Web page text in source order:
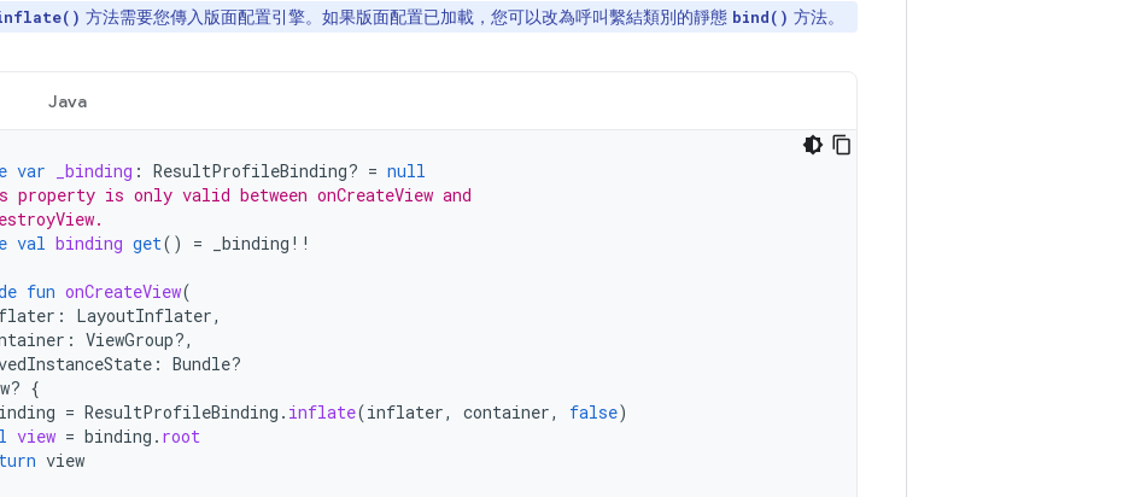
方法需要您傳入版面配置引擎。如果版面配置已加載，您可以改為呼叫繫結類別的靜態 bind() 方法。
Java
var _binding : ResultProfileBinding? = null
property is only valid between onCreateView and
val binding get() = _binding !!
fun onCreateView(
: LayoutInflater,
: ViewGroup?,
: Bundle?
{
= ResultProfileBinding . inflate(inflater, container, false)
view = binding . root
view